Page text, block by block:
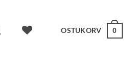
OSTUKORV 0